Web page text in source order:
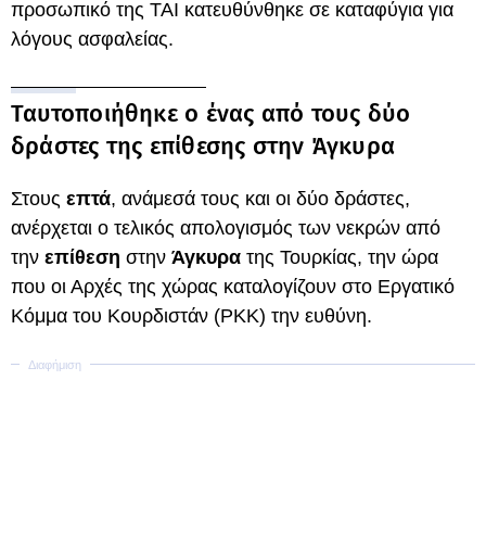
προσωπικό της TAI κατευθύνθηκε σε καταφύγια για
λόγους ασφαλείας.
Ταυτοποιήθηκε ο ένας από τους δύο
δράστες της επίθεσης στην Άγκυρα
Στους επτά, ανάμεσά τους και οι δύο δράστες,
ανέρχεται ο τελικός απολογισμός των νεκρών από
την επίθεση στην Άγκυρα της Τουρκίας, την ώρα
που οι Αρχές της χώρας καταλογίζουν στο Εργατικό
Κόμμα του Κουρδιστάν (PKK) την ευθύνη.